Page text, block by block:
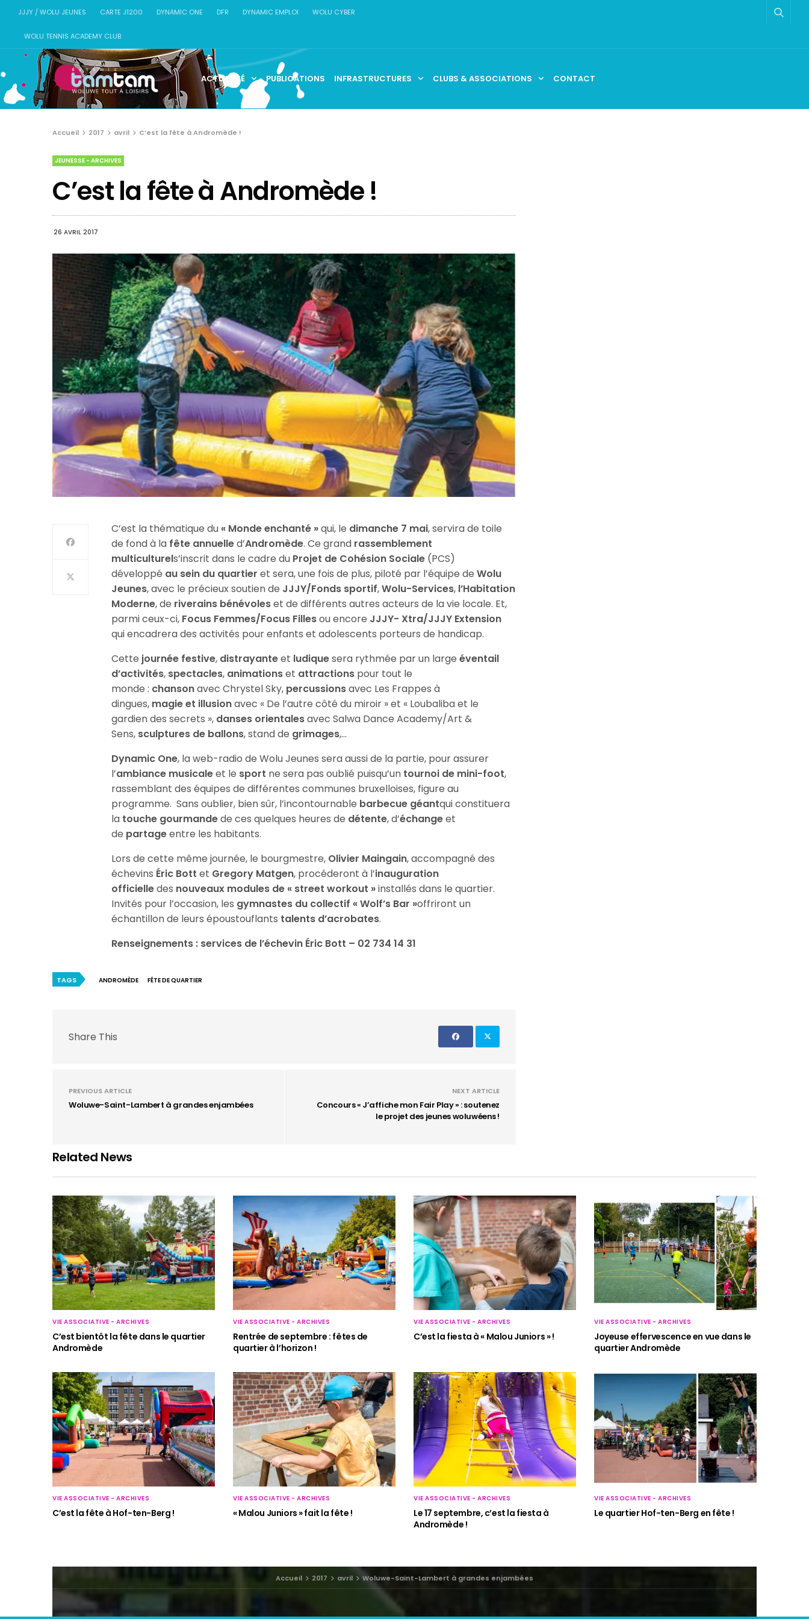
JJJY / WOLU JEUNES CARTE J1200 DYNAMIC ONE DFR DYNAMIC EMPLOI WOLU CYBER
WOLU TENNIS ACADEMY CLUB
ACTUALITÉ PUBLICATIONS INFRASTRUCTURES CLUBS & ASSOCIATIONS CONTACT
Accueil 2017 avril C’est la fête à Andromède !
JEUNESSE - ARCHIVES
C’est la fête à Andromède !
26 AVRIL 2017
C’est la thématique du « Monde enchanté »qui, le dimanche 7 mai, servira de toile
de fond à la fête annuelled’Andromède. Ce grand rassemblement
multiculturels’inscrit dans le cadre du Projet de Cohésion Sociale (PCS)
développé au sein du quartier et sera, une fois de plus, piloté par l’équipe deWolu
Jeunes, avec le précieux soutien de JJJY/Fonds sportif,Wolu-Services, l’Habitation
Moderne, de riverains bénévoleset de différents autres acteurs de la vie locale. Et,
parmi ceux-ci, Focus Femmes/Focus Fillesou encore JJJY- Xtra/JJJY Extension
qui encadrera des activités pour enfants et adolescents porteurs de handicap.
Cette journée festive, distrayanteet ludiquesera rythmée par un largeéventail
d’activités, spectacles, animationset attractions pour tout le
monde : chansonavec Chrystel Sky, percussionsavec Les Frappes à
dingues, magieet illusionavec « De l’autre côté du miroir » et « Loubaliba et le
gardien des secrets », danses orientalesavec Salwa Dance Academy/Art &
Sens, sculptures de ballons, stand de grimages,…
Dynamic One, la web-radio de Wolu Jeunes sera aussi de la partie, pour assurer
l’ambiance musicaleet le sport ne sera pas oublié puisqu’un tournoi de mini-foot,
rassemblant des équipes de différentes communes bruxelloises, figure au
programme. Sans oublier, bien sûr, l’incontournable barbecue géantqui constituera
la touche gourmandede ces quelques heures de détente, d’échangeet
de partageentre les habitants.
Lors de cette même journée, le bourgmestre, Olivier Maingain, accompagné des
échevins Éric Bott et Gregory Matgen, procéderont à l’inauguration
officielledes nouveaux modules de « street workout »installés dans le quartier.
Invités pour l’occasion, les gymnastes du collectif « Wolf’s Bar »offriront un
échantillon de leurs époustouflants talents d’acrobates.
Renseignements : services de l’échevin Éric Bott – 02 734 14 31
TAGS ANDROMÈDE FÊTE DE QUARTIER
Share This
PREVIOUS ARTICLE
Woluwe-Saint-Lambert à grandes enjambées
NEXT ARTICLE
Concours « J’affiche mon Fair Play » : soutenez
le projet des jeunes woluwéens !
Related News
VIE ASSOCIATIVE - ARCHIVES
C’est bientôt la fête dans le quartier
Andromède
VIE ASSOCIATIVE - ARCHIVES
Rentrée de septembre : fêtes de
quartier à l’horizon !
VIE ASSOCIATIVE - ARCHIVES
C’est la fiesta à « Malou Juniors » !
VIE ASSOCIATIVE - ARCHIVES
Joyeuse effervescence en vue dans le
quartier Andromède
VIE ASSOCIATIVE - ARCHIVES
C’est la fête à Hof-ten-Berg !
VIE ASSOCIATIVE - ARCHIVES
« Malou Juniors » fait la fête !
VIE ASSOCIATIVE - ARCHIVES
Le 17 septembre, c’est la fiesta à
Andromède !
VIE ASSOCIATIVE - ARCHIVES
Le quartier Hof-ten-Berg en fête !
Accueil 2017 avril Woluwe-Saint-Lambert à grandes enjambées